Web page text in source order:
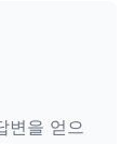
변을 얻으